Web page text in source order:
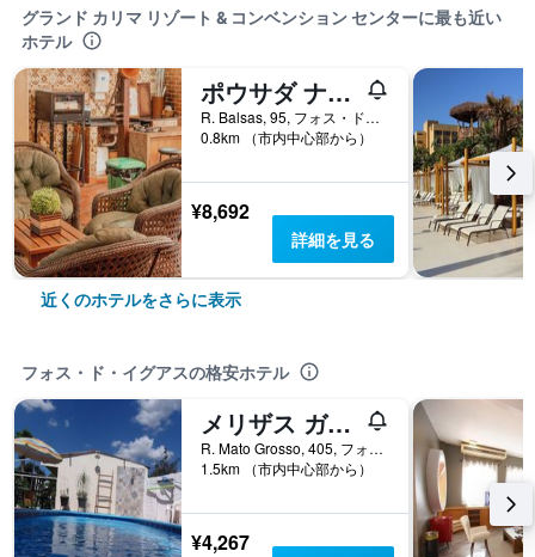
グランド カリマ リゾート & コンベンション センターに最も近い
ホテル
ポウサダ ナナイ
R. Balsas, 95, フォス・ド・イグアス, ブラジル
0.8km （市内中心部から）
¥8,692
詳細を見る
近くのホテルをさらに表示
フォス・ド・イグアスの格安ホテル
メリザス ガーデン
R. Mato Grosso, 405, フォス・ド・イグアス, ブラジル
1.5km （市内中心部から）
¥4,267